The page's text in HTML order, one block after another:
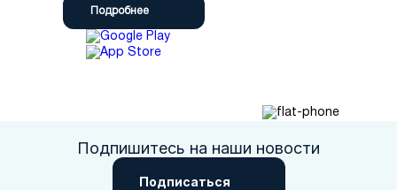
Подробнее
Подпишитесь на наши новости
Подписаться